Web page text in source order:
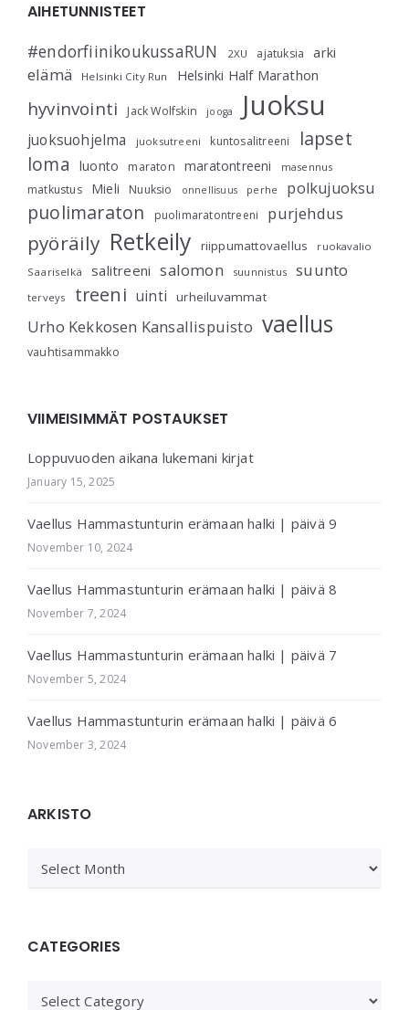
AIHETUNNISTEET
#endorfiinikoukussaRUN 2XU ajatuksia arki
elämä Helsinki City Run Helsinki Half Marathon
hyvinvointi Jack Wolfskin jooga Juoksu
juoksuohjelma juoksutreeni kuntosalitreeni
lapset
loma
luonto maraton maratontreeni masennus
matkustus Mieli Nuuksio onnellisuus perhe polkujuoksu
puolimaraton puolimaratontreeni purjehdus
pyöräily Retkeily riippumattovaellus
ruokavalio
Saariselkä
salitreeni salomon suunnistus suunto
terveys treeni uinti urheiluvammat
Urho Kekkosen Kansallispuisto vaellus
vauhtisammakko
VIIMEISIMMÄT POSTAUKSET
Loppuvuoden aikana lukemani kirjat
January 15, 2025
Vaellus Hammastunturin erämaan halki | päivä 9
November 10, 2024
Vaellus Hammastunturin erämaan halki | päivä 8
November 7, 2024
Vaellus Hammastunturin erämaan halki | päivä 7
November 5, 2024
Vaellus Hammastunturin erämaan halki | päivä 6
November 3, 2024
ARKISTO
CATEGORIES